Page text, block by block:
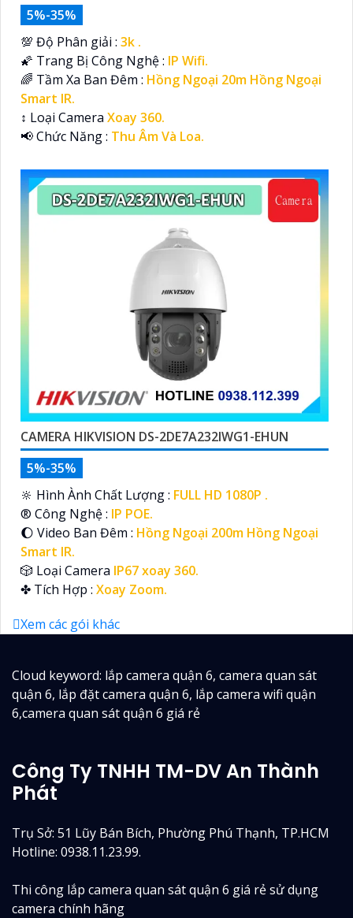
5%-35%
💯 Độ Phân giải : 3k .
🌠 Trang Bị Công Nghệ : IP Wifi.
🌈 Tầm Xa Ban Đêm : Hồng Ngoại 20m Hồng Ngoại
Smart IR.
↕️ Loại Camera Xoay 360.
️📢 Chức Năng : Thu Âm Và Loa.
CAMERA HIKVISION DS-2DE7A232IWG1-EHUN
5%-35%
🔆 Hình Ành Chất Lượng : FULL HD 1080P .
®️ Công Nghệ : IP POE.
🌔 Video Ban Đêm : Hồng Ngoại 200m Hồng Ngoại
Smart IR.
🎲 Loại Camera IP67 xoay 360.
️✤ Tích Hợp : Xoay Zoom.
Xem các gói khác
Cloud keyword: lắp camera quận 6, camera quan sát
quận 6, lắp đặt camera quận 6, lắp camera wifi quận
6,camera quan sát quận 6 giá rẻ
Công Ty TNHH TM-DV An Thành
Phát
Trụ Sở: 51 Lũy Bán Bích, Phường Phú Thạnh, TP.HCM
Hotline: 0938.11.23.99.
Thi công lắp camera quan sát quận 6 giá rẻ sử dụng
camera chính hãng